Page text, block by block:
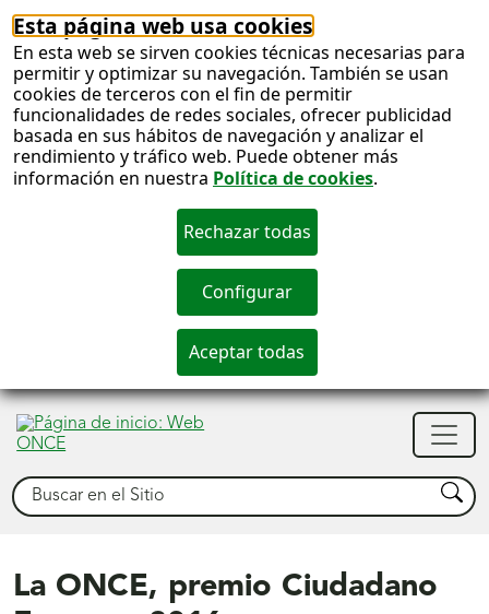
Esta página web usa cookies
En esta web se sirven cookies técnicas necesarias para
permitir y optimizar su navegación. También se usan
cookies de terceros con el fin de permitir
funcionalidades de redes sociales, ofrecer publicidad
basada en sus hábitos de navegación y analizar el
rendimiento y tráfico web. Puede obtener más
información en nuestra Política de cookies.
Buscar Buscar
La ONCE, premio Ciudadano